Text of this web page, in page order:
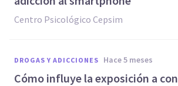
Centro Psicológico Cepsim
DROGAS Y ADICCIONES hace 5 meses
Cómo influye la exposición a